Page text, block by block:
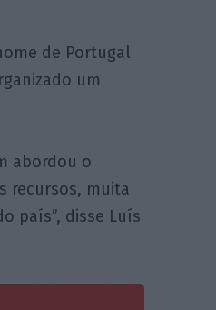
de Portugal
um
abordou o
recursos, muita
país”, disse Luís